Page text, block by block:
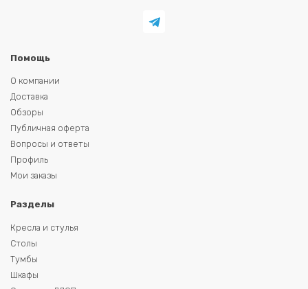
Помощь
О компании
Доставка
Обзоры
Публичная оферта
Вопросы и ответы
Профиль
Мои заказы
Разделы
Кресла и стулья
Столы
Тумбы
Шкафы